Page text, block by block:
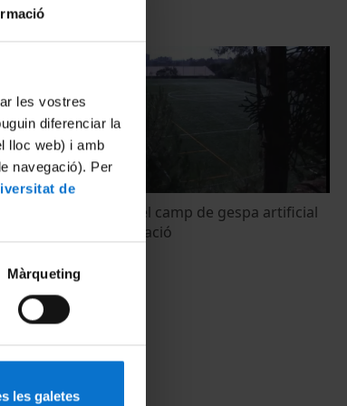
les vostres
diferenciar la
lloc web) i amb
navegació). Per
de
Màrqueting
les galetes
Inauguració del camp de gespa artificial
d'última generació